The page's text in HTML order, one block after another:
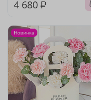
4 680 ₽
Новинка